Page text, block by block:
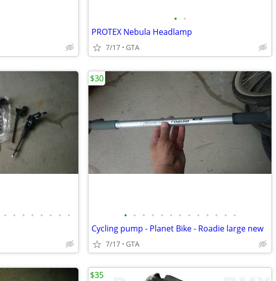
• •
PROTEX Nebula Headlamp
7/17 GTA
• • • • • • • • • • • • • • • • • • • • •
Cycling pump - Planet Bike - Roadie large new
7/17 GTA
$30
$35